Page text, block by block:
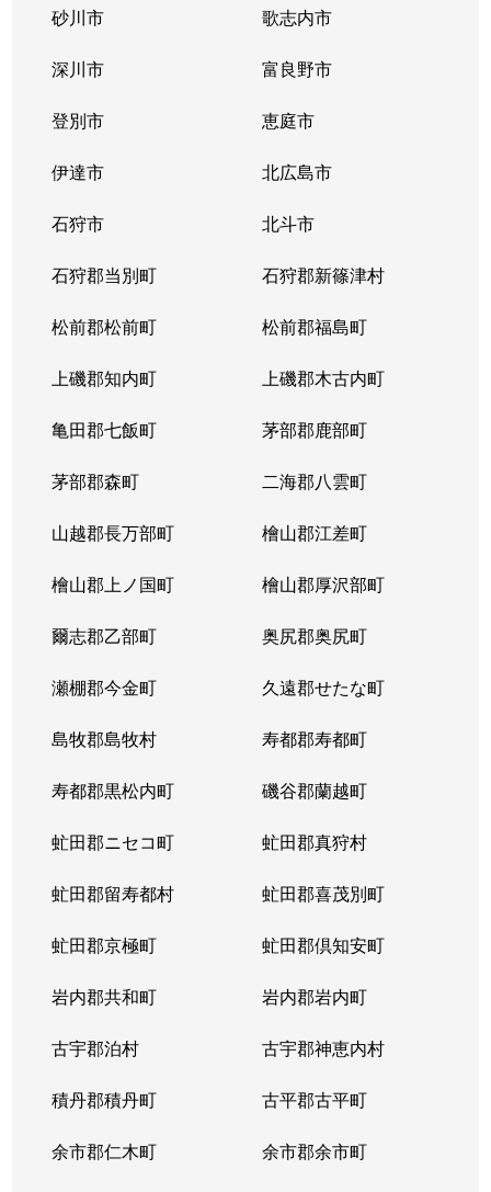
砂川市 歌志内市
深川市 富良野市
登別市 恵庭市
伊達市 北広島市
石狩市 北斗市
石狩郡当別町 石狩郡新篠津村
松前郡松前町 松前郡福島町
上磯郡知内町 上磯郡木古内町
亀田郡七飯町 茅部郡鹿部町
茅部郡森町 二海郡八雲町
山越郡長万部町 檜山郡江差町
檜山郡上ノ国町 檜山郡厚沢部町
爾志郡乙部町 奥尻郡奥尻町
瀬棚郡今金町 久遠郡せたな町
島牧郡島牧村 寿都郡寿都町
寿都郡黒松内町 磯谷郡蘭越町
虻田郡ニセコ町 虻田郡真狩村
虻田郡留寿都村 虻田郡喜茂別町
虻田郡京極町 虻田郡倶知安町
岩内郡共和町 岩内郡岩内町
古宇郡泊村 古宇郡神恵内村
積丹郡積丹町 古平郡古平町
余市郡仁木町 余市郡余市町